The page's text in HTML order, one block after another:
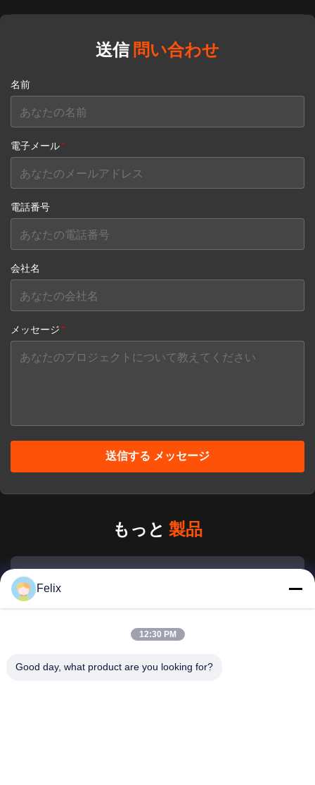
送信問い合わせ
名前
電子メール*
電話番号
会社名
メッセージ *
送信する メッセージ
もっと 製品
エレベーター 省エネ インタラクティブな冷凍ヨーグルト 販
売機
ス
Felix
12:30 PM
Good day, what product are you looking for?